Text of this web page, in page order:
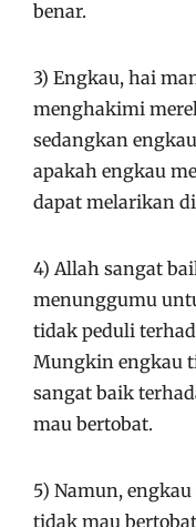
benar.
3) Engkau, hai
menghakimi
sedangkan
apakah engkau
dapat melarikan
4) Allah sangat
menunggumu
tidak peduli
Mungkin engkau
sangat baik
mau bertobat.
5) Namun,
tidak mau